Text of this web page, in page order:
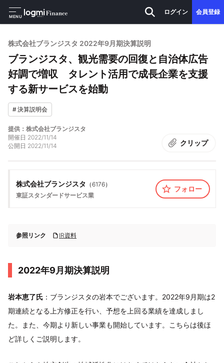
MENU
ログイン 会員登録
株式会社ブランジスタ 2022年9月期決算説明
ブランジスタ、観光需要の回復と自治体広告
好調で増収 タレント活用で成長企業を支援
する新サービスを始動
#決算説明会
提供：株式会社ブランジスタ
開催日 2022/11/14
公開日 2022/11/14 クリップ
株式会社ブランジスタ （6176）
東証スタンダードサービス業
フォロー
参照リンク IR資料
2022年9月期決算説明
岩本恵了氏 ：ブランジスタの岩本でございます。2022年9月期は2
期連続となる上方修正を行い、予想を上回る業績を達成しまし
た。また、今期より新しい事業も開始しています。こちらは後ほ
ど詳しくご説明します。